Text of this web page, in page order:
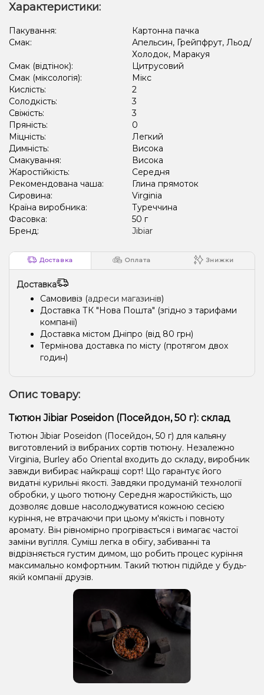
Апельсин, Лайм, Лід/Холодок, Лимон
Лід/Холодок, Чорниця/Лохина Кактус, Лід/Холодок
Лід/Холодок, М'ята, Цитруси Кола, Лід/Холодок
Кавун, Диня, Лід/Холодок Персик , Льод/Холодок
Виноград, Лід/Холодок Лід/Холодок, Лимон
Диня, Полуниця, Лід/Холодок
Лід/Холодок, Персик, Чорниця/Лохина
Груша/Дюшес, Лід/Холодок Лід/Холодок, Мандарин
Виноград, Чорниця/Лохина Лимон Лимон, М'ята
Виноград, Лайм Лайм, Лічі, Чорниця/Лохина
Полуниця, Лайм, Малина Апельсин, Сливки/Крем
Фісташки Морозиво Енергетик Полуниця
Полуниця, Лимонад Диня, Полуниця, Маракуя
Аніс/Подвійне яблуко Апельсин, Грейпфрут, Лайм
Грейпфрут, Диня, Лимон, Маракуя
Виноград, Лід/Холодок, Ягоди
Жуйка (фруктова) Цукерки, Лід/Холодок Диня
Ананас, Маракуя, Морозиво, Персик. Мохіто Кола, Лайм
Ківі, Лайм, М'ята, Яблуко Гуава, Малина
Гуава, Чорниця/Лохина Кавун, Лід/Холодок
М’ята, Чорниця/Лохина Лід/Холодок, Малина
Лід/Холодок, Яблуко Лід/Холодок Печиво Ожина
Ананас, Диня, Манго, Маракуя, Чорниця/Лохина
Диня, Чорниця/Лохина
Жуйка (м'ята), Кориця Апельсин, Кола Лайм
Грейпфрут Диня, Лід/Холодок
Банан, Полуниця, Лід/Холодок Апельсин, Кола, Лід/Холодок
Лимон, Пиріг/Кондитерка М'ята Апельсин, Шоколад
Прянощі/Спеції
Характеристики:
Пакування:
Картонна пачка
Смак:
Апельсин, Грейпфрут, Льод/
Холодок, Маракуя
Смак (відтінок):
Цитрусовий
Смак (міксологія):
Мікс
Кислість:
2
Солодкість:
3
Свіжість:
3
Пряність:
0
Міцність:
Легкий
Димність:
Висока
Смакування:
Висока
Жаростійкість:
Середня
Рекомендована чаша:
Глина прямоток
Сировина:
Virginia
Країна виробника:
Туреччина
Фасовка:
50 г
Бренд:
Jibiar
Доставка Оплата Знижки
Доставка
Самовивіз (адреси магазинів)
Доставка ТК "Нова Пошта" (згідно з тарифами
компанії)
Доставка містом Дніпро (від 80 грн)
Термінова доставка по місту (протягом двох
годин)
Опис товару:
Тютюн Jibiar Poseidon (Посейдон, 50 г): склад
Тютюн Jibiar Poseidon (Посейдон, 50 г) для кальяну
виготовлений із вибраних сортів тютюну. Незалежно
Virginia, Burley або Oriental входить до складу, виробник
завжди вибирає найкращі сорт! Що гарантує його
видатні курильні якості. Завдяки продуманій технології
обробки, у цього тютюну Середня жаростійкість, що
дозволяє довше насолоджуватися кожною сесією
куріння, не втрачаючи при цьому м'якість і повноту
аромату. Він рівномірно прогрівається і вимагає частої
заміни вугілля. Суміш легка в обігу, забиванні та
відрізняється густим димом, що робить процес куріння
максимально комфортним. Такий тютюн підійде у будь-
якій компанії друзів.